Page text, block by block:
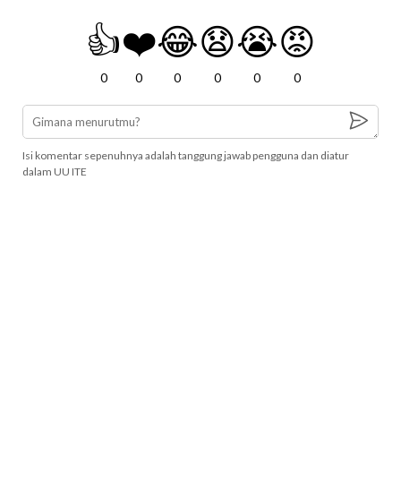
👍
0
❤️
0
😂
0
😧
0
😭
0
😡
0
Isi komentar sepenuhnya adalah tanggung jawab pengguna dan diatur
dalam UU ITE